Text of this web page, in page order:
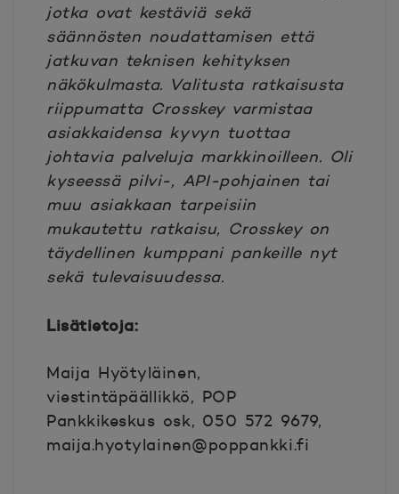
jotka ovat kestäviä sekä
säännösten noudattamisen että
jatkuvan teknisen kehityksen
näkökulmasta. Valitusta ratkaisusta
riippumatta Crosskey varmistaa
asiakkaidensa kyvyn tuottaa
johtavia palveluja markkinoilleen. Oli
kyseessä pilvi-, API-pohjainen tai
muu asiakkaan tarpeisiin
mukautettu ratkaisu, Crosskey on
täydellinen kumppani pankeille nyt
sekä tulevaisuudessa.
Lisätietoja:
Maija Hyötyläinen,
viestintäpäällikkö, POP
Pankkikeskus osk, 050 572 9679,
maija.hyotylainen@poppankki.fi